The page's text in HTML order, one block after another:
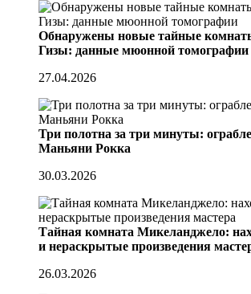
Обнаружены новые тайные
Гизы: данные мюонной томографии
27.04.2026
Три полотна за три минуты:
Маньяни Рокка
30.03.2026
Тайная комната Микеланджело:
и нераскрытые произведения
26.03.2026